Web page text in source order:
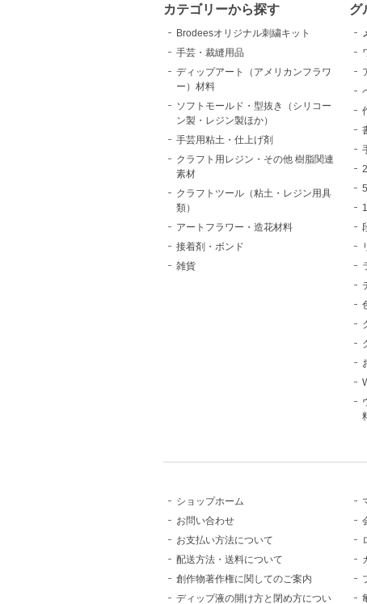
カテゴリーから探す
Brodeesオリジナル刺繍キット
手芸・裁縫用品
ディップアート（アメリカンフラワ
ー）材料
ソフトモールド・型抜き（シリコー
ン製・レジン製ほか）
手芸用粘土・仕上げ剤
クラフト用レジン・その他 樹脂関連
素材
クラフトツール（粘土・レジン用具
類）
アートフラワー・造花材料
接着剤・ボンド
雑貨
グ
ショップホーム
お問い合わせ
お支払い方法について
配送方法・送料について
創作物著作権に関してのご案内
ディップ液の開け方と閉め方につい